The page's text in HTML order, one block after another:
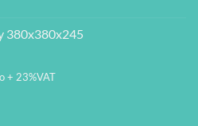
380x380x245
+ 23%VAT